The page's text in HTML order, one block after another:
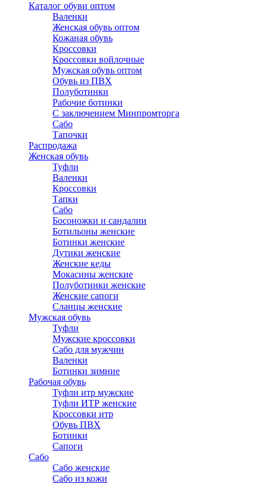
Каталог обуви оптом
Валенки
Женская обувь оптом
Кожаная обувь
Кроссовки
Кроссовки войлочные
Мужская обувь оптом
Обувь из ПВХ
Полуботинки
Рабочие ботинки
С заключением Минпромторга
Сабо
Тапочки
Распродажа
Женская обувь
Туфли
Валенки
Кроссовки
Тапки
Сабо
Босоножки и сандалии
Ботильоны женские
Ботинки женские
Дутики женские
Женские кеды
Мокасины женские
Полуботинки женские
Женские сапоги
Сланцы женские
Мужская обувь
Туфли
Мужские кроссовки
Сабо для мужчин
Валенки
Ботинки зимние
Рабочая обувь
Туфли итр мужские
Туфли ИТР женские
Кроссовки итр
Обувь ПВХ
Ботинки
Сапоги
Сабо
Сабо женские
Сабо из кожи